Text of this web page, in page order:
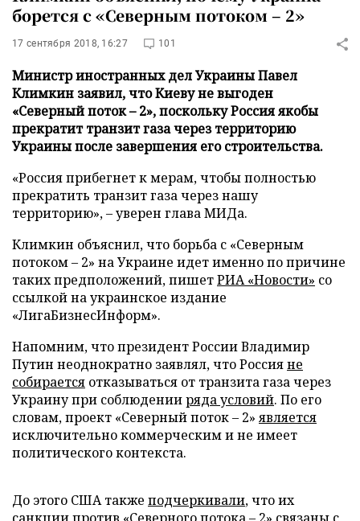
борется с «Северным потоком – 2»
17 сентября 2018, 16:27 101
Министр иностранных дел Украины Павел
Климкин заявил, что Киеву не выгоден
«Северный поток – 2», поскольку Россия якобы
прекратит транзит газа через территорию
Украины после завершения его строительства.
«Россия прибегнет к мерам, чтобы полностью
прекратить транзит газа через нашу
территорию», – уверен глава МИДа.
Климкин объяснил, что борьба с «Северным
потоком – 2» на Украине идет именно по причине
таких предположений, пишетРИА «Новости» со
ссылкой на украинское издание
«ЛигаБизнесИнформ».
Напомним, что президент России Владимир
Путин неоднократно заявлял, что Россияне
собирается отказываться от транзита газа через
Украину при соблюденииряда условий. По его
словам, проект «Северный поток – 2» является
исключительно коммерческим и не имеет
политического контекста.
До этого США также подчеркивали, что их